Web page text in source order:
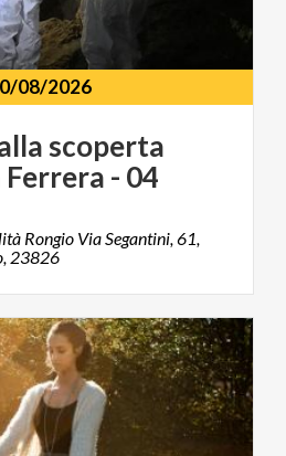
08/2026
scoperta
- 04
Rongio Via Segantini, 61,
23826